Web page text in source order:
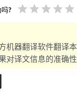
? star star star star star
机器翻译软件翻译
对译文信息的准确